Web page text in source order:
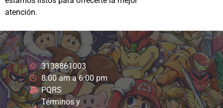
atención.
3138861003
8:00 am a 6:00 pm
PQRS
Términos y